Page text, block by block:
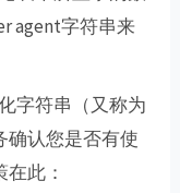
agent字符串来
字符串（又称为
确认您是否有使
此：